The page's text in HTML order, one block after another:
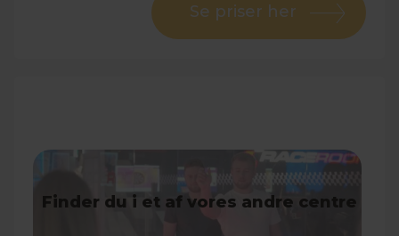
Se priser her